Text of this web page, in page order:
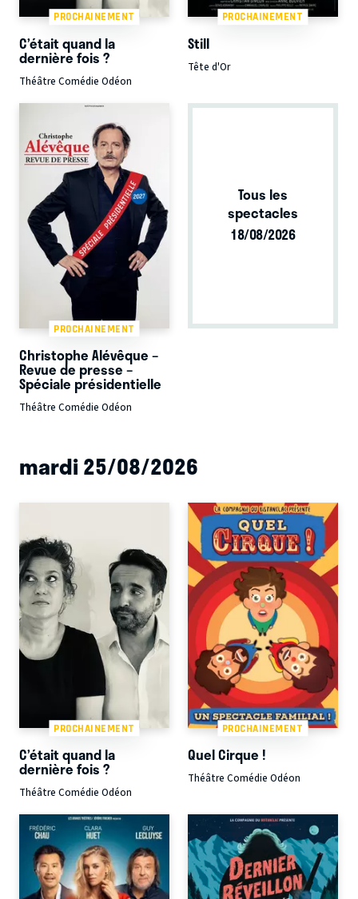
PROCHAINEMENT
C’était quand la
dernière fois ?
Théâtre Comédie Odéon
PROCHAINEMENT
Still
Tête d'Or
PROCHAINEMENT
Christophe Alévêque –
Revue de presse –
Spéciale présidentielle
Théâtre Comédie Odéon
Tous les
spectacles
18/08/2026
mardi 25/08/2026
PROCHAINEMENT
C’était quand la
dernière fois ?
Théâtre Comédie Odéon
PROCHAINEMENT
Quel Cirque !
Théâtre Comédie Odéon